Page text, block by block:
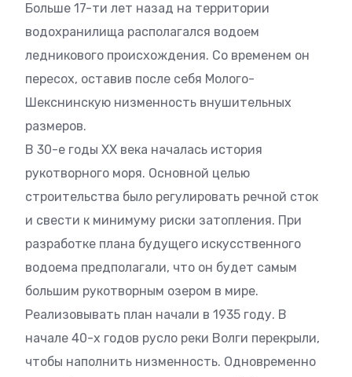
Больше 17-ти лет назад на территории
водохранилища располагался водоем
ледникового происхождения. Со временем он
пересох, оставив после себя Молого-
Шекснинскую низменность внушительных
размеров.
В 30-е годы XX века началась история
рукотворного моря. Основной целью
строительства было регулировать речной сток
и свести к минимуму риски затопления. При
разработке плана будущего искусственного
водоема предполагали, что он будет самым
большим рукотворным озером в мире.
Реализовывать план начали в 1935 году. В
начале 40-х годов русло реки Волги перекрыли,
чтобы наполнить низменность. Одновременно